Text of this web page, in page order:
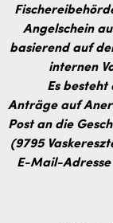
Angelschein
basierend auf
internen
Es
Anträge auf
Post an die
(9795
E-Mail-Adresse